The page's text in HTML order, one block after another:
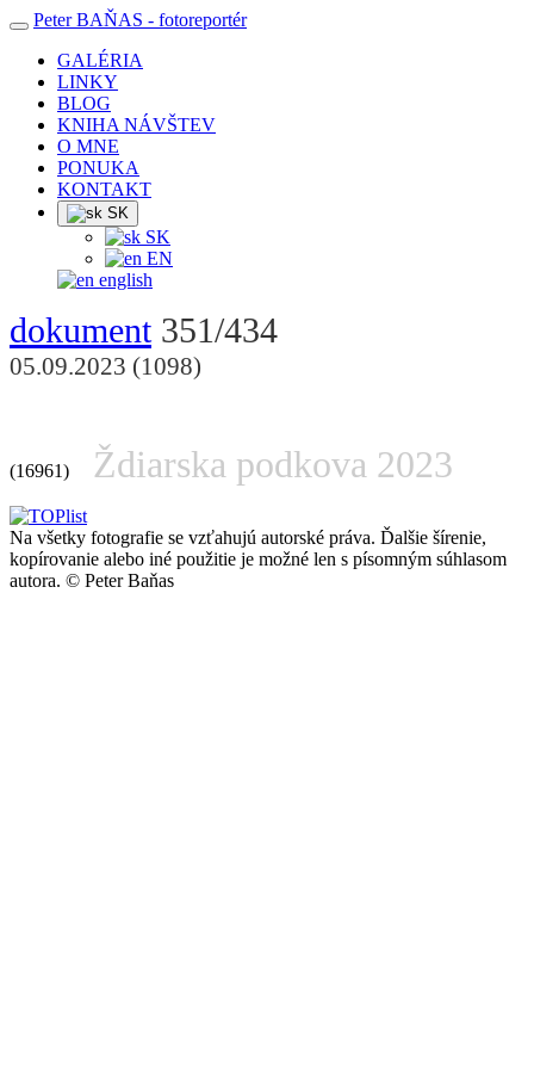
Peter BAŇAS - fotoreportér
GALÉRIA
LINKY
BLOG
KNIHA NÁVŠTEV
O MNE
PONUKA
KONTAKT
SK
SK
EN
english
dokument 351/434
05.09.2023 (1098)
(16961) Ždiarska podkova 2023
Na všetky fotografie se vzťahujú autorské práva. Ďalšie šírenie,
kopírovanie alebo iné použitie je možné len s písomným súhlasom
autora. © Peter Baňas